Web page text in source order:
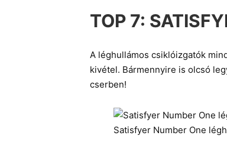
TOP 7:
A léghullámos csiklóizgatók
kivétel. Bármennyire is olcsó
cserben!
Satisfyer Number One